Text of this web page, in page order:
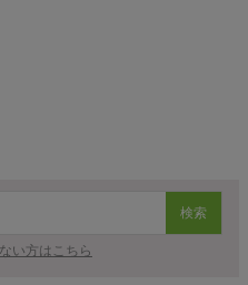
検索
い方はこちら